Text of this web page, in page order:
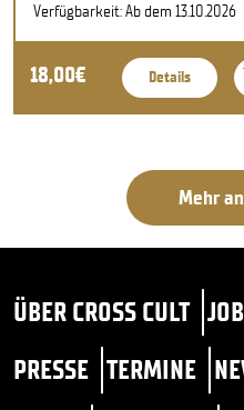
Verfügbarkeit: Ab dem 13.10.2026
18,00€ Details
Mehr
ÜBER CROSS CULT
PRESSE TERMINE